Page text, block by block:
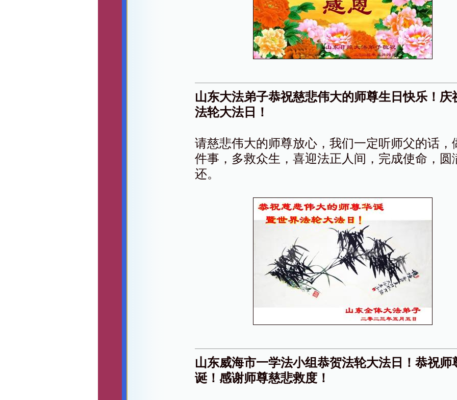
山东大法弟子恭祝慈悲伟大的师尊生日快乐！庆
法轮大法日！
请慈悲伟大的师尊放心，我们一定听师父的话，
件事，多救众生，喜迎法正人间，完成使命，圆
还。
山东威海市一学法小组恭贺法轮大法日！恭祝师
诞！感谢师尊慈悲救度！